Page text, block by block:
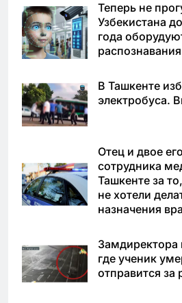
Теперь не
Узбекистана
года
В Ташкенте
электробуса.
Отец и двое
сотрудника
Ташкенте за
не хотели
назначения
Замдиректора
где ученик
отправится за